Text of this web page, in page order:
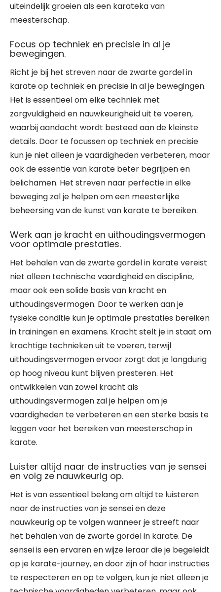
uiteindelijk groeien als een karateka van
meesterschap.
Focus op techniek en precisie in al je
bewegingen.
Richt je bij het streven naar de zwarte gordel in
karate op techniek en precisie in al je bewegingen.
Het is essentieel om elke techniek met
zorgvuldigheid en nauwkeurigheid uit te voeren,
waarbij aandacht wordt besteed aan de kleinste
details. Door te focussen op techniek en precisie
kun je niet alleen je vaardigheden verbeteren, maar
ook de essentie van karate beter begrijpen en
belichamen. Het streven naar perfectie in elke
beweging zal je helpen om een meesterlijke
beheersing van de kunst van karate te bereiken.
Werk aan je kracht en uithoudingsvermogen
voor optimale prestaties.
Het behalen van de zwarte gordel in karate vereist
niet alleen technische vaardigheid en discipline,
maar ook een solide basis van kracht en
uithoudingsvermogen. Door te werken aan je
fysieke conditie kun je optimale prestaties bereiken
in trainingen en examens. Kracht stelt je in staat om
krachtige technieken uit te voeren, terwijl
uithoudingsvermogen ervoor zorgt dat je langdurig
op hoog niveau kunt blijven presteren. Het
ontwikkelen van zowel kracht als
uithoudingsvermogen zal je helpen om je
vaardigheden te verbeteren en een sterke basis te
leggen voor het bereiken van meesterschap in
karate.
Luister altijd naar de instructies van je sensei
en volg ze nauwkeurig op.
Het is van essentieel belang om altijd te luisteren
naar de instructies van je sensei en deze
nauwkeurig op te volgen wanneer je streeft naar
het behalen van de zwarte gordel in karate. De
sensei is een ervaren en wijze leraar die je begeleidt
op je karate-journey, en door zijn of haar instructies
te respecteren en op te volgen, kun je niet alleen je